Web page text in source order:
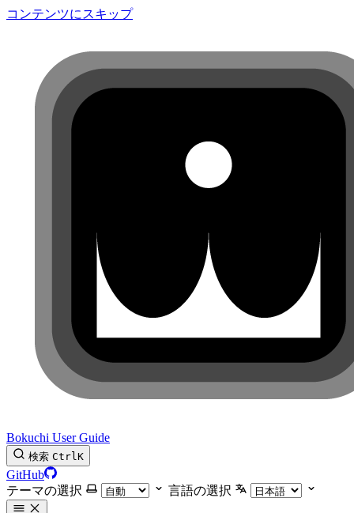
コンテンツにスキップ
Bokuchi User Guide
検索 CtrlK
GitHub
テーマの選択
言語の選択